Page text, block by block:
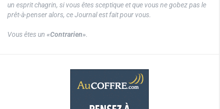
un esprit chagrin, si vous êtes sceptique et que vous ne gobez pas le
prêt-à-penser alors, ce Journal est fait pour vous.
Vous êtes un «Contrarien».